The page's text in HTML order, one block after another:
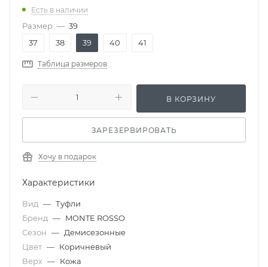
Есть в наличии
Размер — 39
37
38 39 40 41
Таблица размеров
В КОРЗИНУ
ЗАРЕЗЕРВИРОВАТЬ
Хочу в подарок
Характеристики
Вид — Туфли
Бренд — MONTE ROSSO
Сезон — Демисезонные
Цвет — Коричневый
Верх — Кожа